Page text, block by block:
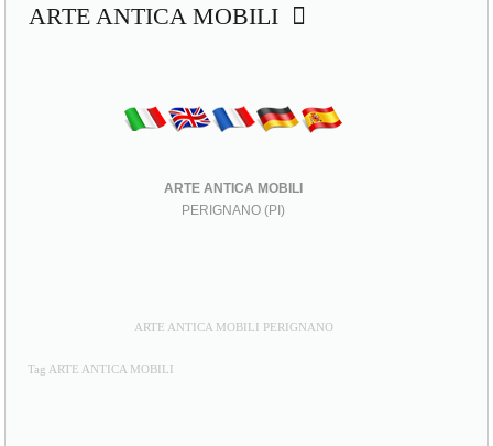
ARTE ANTICA MOBILI
ARTE ANTICA MOBILI
PERIGNANO (PI)
ARTE ANTICA MOBILI PERIGNANO
Tag ARTE ANTICA MOBILI